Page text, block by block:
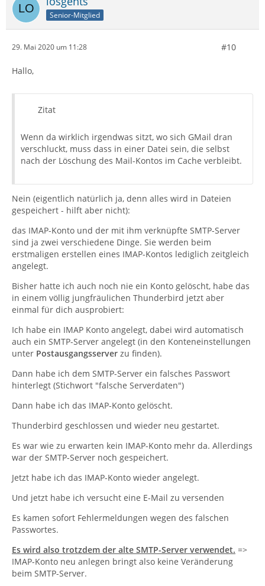
Senior-Mitglied
29. Mai 2020 um 11:28 #10
Hallo,
Zitat
Wenn da wirklich irgendwas sitzt, wo sich GMail dran
verschluckt, muss dass in einer Datei sein, die selbst
nach der Löschung des Mail-Kontos im Cache verbleibt.
Nein (eigentlich natürlich ja, denn alles wird in Dateien
gespeichert - hilft aber nicht):
das IMAP-Konto und der mit ihm verknüpfte SMTP-Server
sind ja zwei verschiedene Dinge. Sie werden beim
erstmaligen erstellen eines IMAP-Kontos lediglich zeitgleich
angelegt.
Bisher hatte ich auch noch nie ein Konto gelöscht, habe das
in einem völlig jungfräulichen Thunderbird jetzt aber
einmal für dich ausprobiert:
Ich habe ein IMAP Konto angelegt, dabei wird automatisch
auch ein SMTP-Server angelegt (in den Konteneinstellungen
unter Postausgangsserver zu finden).
Dann habe ich dem SMTP-Server ein falsches Passwort
hinterlegt (Stichwort "falsche Serverdaten")
Dann habe ich das IMAP-Konto gelöscht.
Thunderbird geschlossen und wieder neu gestartet.
Es war wie zu erwarten kein IMAP-Konto mehr da. Allerdings
war der SMTP-Server noch gespeichert.
Jetzt habe ich das IMAP-Konto wieder angelegt.
Und jetzt habe ich versucht eine E-Mail zu versenden
Es kamen sofort Fehlermeldungen wegen des falschen
Passwortes.
Es wird also trotzdem der alte SMTP-Server verwendet. =>
IMAP-Konto neu anlegen bringt also keine Veränderung
beim SMTP-Server.